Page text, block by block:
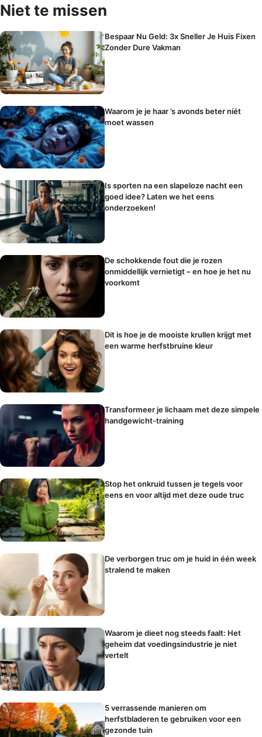
Niet te missen
Bespaar Nu Geld: 3x Sneller Je Huis Fixen
Zonder Dure Vakman
Waarom je je haar ’s avonds beter níét
moet wassen
Is sporten na een slapeloze nacht een
goed idee? Laten we het eens
onderzoeken!
De schokkende fout die je rozen
onmiddellijk vernietigt – en hoe je het nu
voorkomt
Dit is hoe je de mooiste krullen krijgt met
een warme herfstbruine kleur
Transformeer je lichaam met deze simpele
handgewicht-training
Stop het onkruid tussen je tegels voor
eens en voor altijd met deze oude truc
De verborgen truc om je huid in één week
stralend te maken
Waarom je dieet nog steeds faalt: Het
geheim dat voedingsindustrie je niet
vertelt
5 verrassende manieren om
herfstbladeren te gebruiken voor een
gezonde tuin